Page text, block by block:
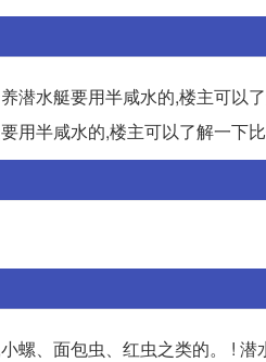
潜水艇要用半咸水的,楼主可以
用半咸水的,楼主可以了解一下
螺、面包虫、红虫之类的。 ! 潜